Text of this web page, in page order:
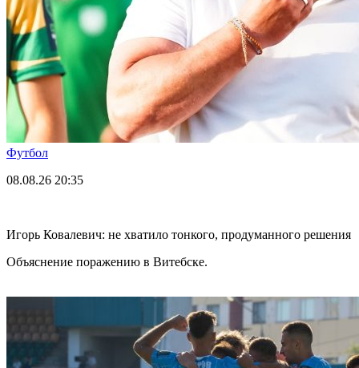
Футбол
08.08.26 20:35
Игорь Ковалевич: не хватило тонкого, продуманного решения
Объяснение поражению в Витебске.